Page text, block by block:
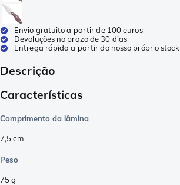
Envio gratuito a partir de 100 euros
Devoluções no prazo de 30 dias
Entrega rápida a partir do nosso próprio stock
Descrição
Características
Comprimento da lâmina
7,5cm
Peso
75g